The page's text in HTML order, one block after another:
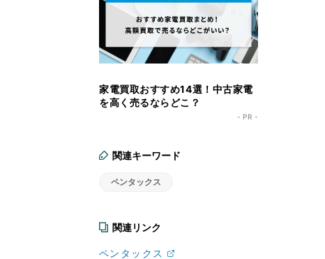
家電買取おすすめ14選！中古家電
を高く売るならどこ？
- PR -
関連キーワード
ペンタックス
関連リンク
ペンタックス